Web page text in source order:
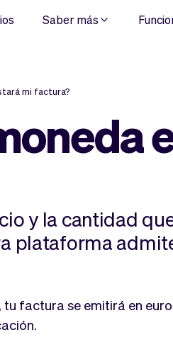
Saber más
mi factura?
y la cantidad
plataforma
factura se emitirá en